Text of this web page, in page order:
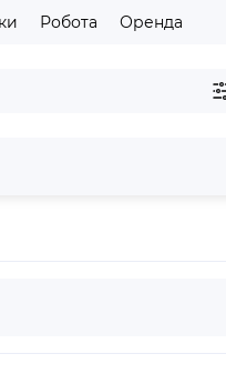
Робота Оренда